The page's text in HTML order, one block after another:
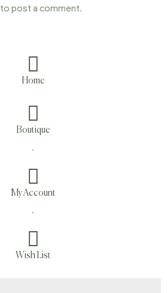
to post a comment.
Home
Boutique
.
My Account
.
Wish List